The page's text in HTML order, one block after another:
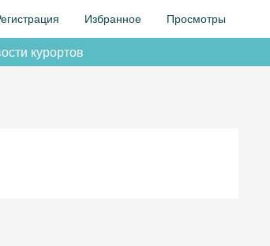
Избранное Просмотры
курортов